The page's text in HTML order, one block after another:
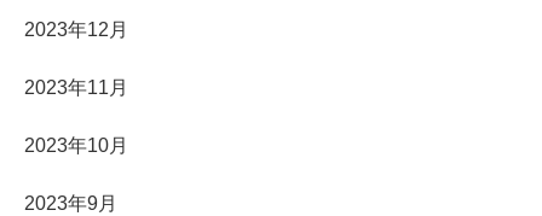
2023年12月
2023年11月
2023年10月
2023年9月